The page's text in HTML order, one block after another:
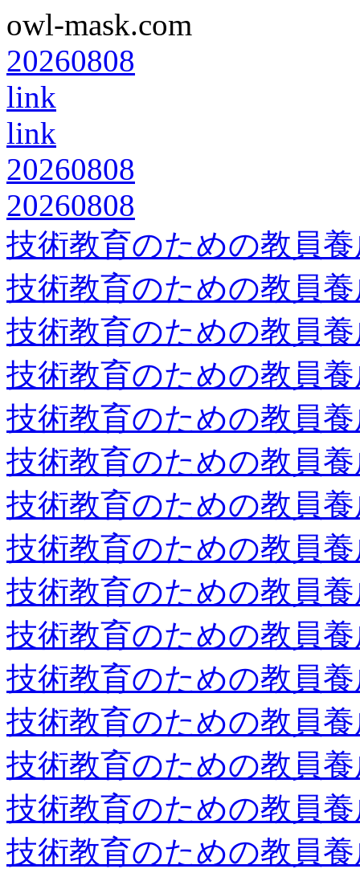
owl-mask.com
20260808
link
link
20260808
20260808
技術教育のための教員
技術教育のための教員
技術教育のための教員
技術教育のための教員
技術教育のための教員
技術教育のための教員
技術教育のための教員
技術教育のための教員
技術教育のための教員
技術教育のための教員
技術教育のための教員
技術教育のための教員
技術教育のための教員
技術教育のための教員
技術教育のための教員